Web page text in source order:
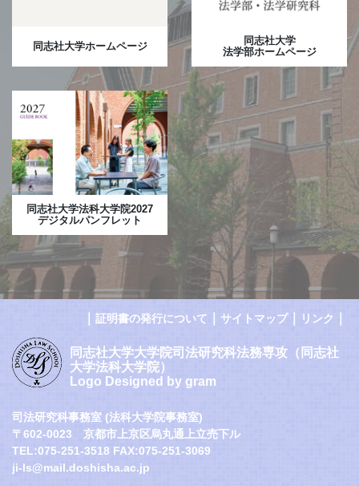
同志社大学ホームページ
同志社大学
法学部ホームページ
同志社大学法科大学院2027
デジタルパンフレット
証明書の発行について サイトマップ｜ リンク
同志社大学大学院司法研究科法務専攻（同志社
大学法科大学院）
Logo Designed by gram
司法研究科事務室 (法科大学院事務室)
〒602-0023 京都市上京区烏丸通上立売下ル
TEL:075-251-3518 FAX:075-251-3069
ji-ls@mail.doshisha.ac.jp